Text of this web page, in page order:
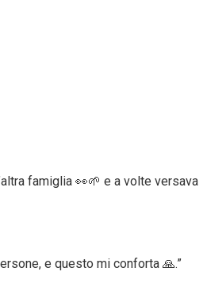
famiglia 👀🌱 e a volte versava
e questo mi conforta 🙏.”